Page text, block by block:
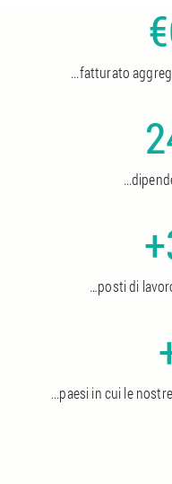
...fatturato
…posti di
...paesi in cui le